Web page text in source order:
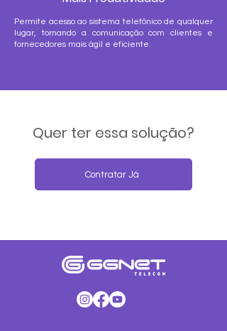
Permite acesso ao sistema telefônico de qualquer
lugar, tornando a comunicação com clientes e
fornecedores mais ágil e eficiente.
Quer ter essa solução?
Contratar Já